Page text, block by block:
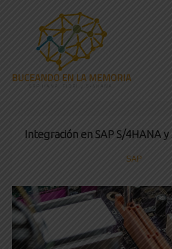
Integración en SAP S/4HANA y
SAP